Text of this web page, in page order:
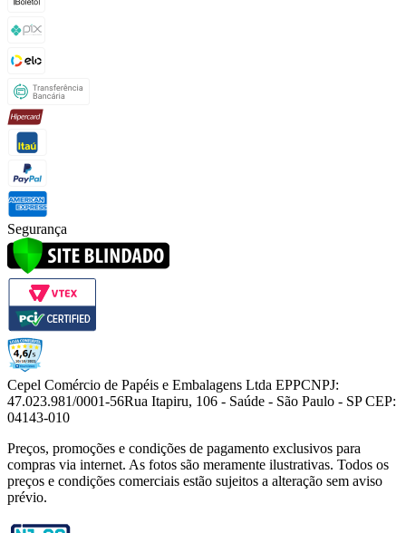
Segurança
Cepel Comércio de Papéis e Embalagens Ltda EPPCNPJ:
47.023.981/0001-56Rua Itapiru, 106 - Saúde - São Paulo - SP CEP:
04143-010
Preços, promoções e condições de pagamento exclusivos para
compras via internet. As fotos são meramente ilustrativas. Todos os
preços e condições comerciais estão sujeitos a alteração sem aviso
prévio.